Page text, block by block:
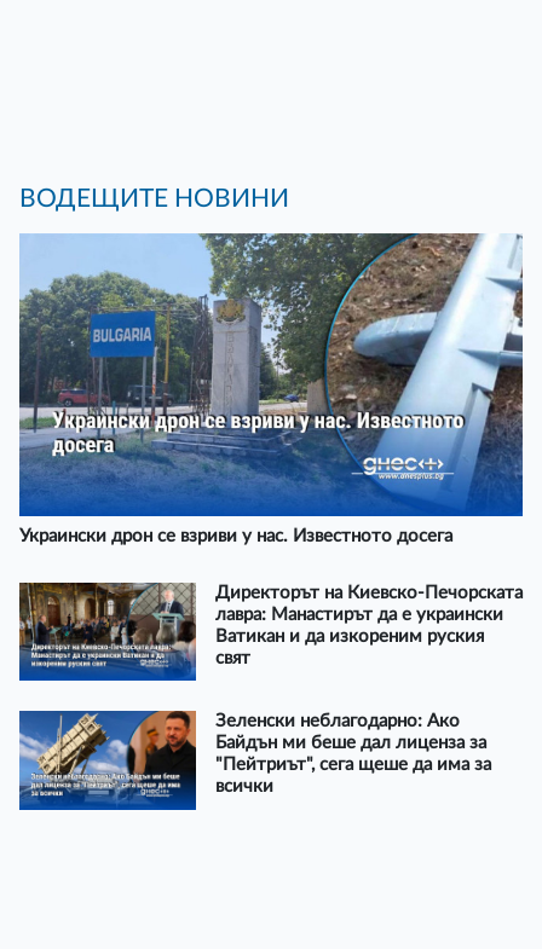
ВОДЕЩИТЕ НОВИНИ
Украински дрон се взриви у нас. Известното досега
Директорът на Киевско-Печорската
лавра: Манастирът да е украински
Ватикан и да изкореним руския
свят
Зеленски неблагодарно: Ако
Байдън ми беше дал лиценза за
"Пейтриът", сега щеше да има за
всички